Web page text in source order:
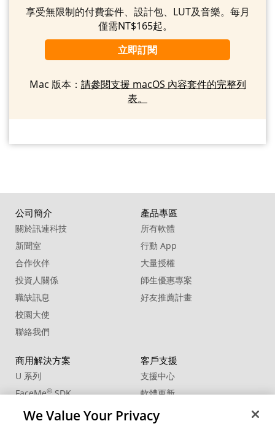
享受無限制的付費套件、設計包、LUT及音樂。每月
僅需NT$165起。
立即訂閱
Mac 版本： 請參閱支援 macOS 內容套件的完整列
表。
公司簡介
關於訊連科技
新聞室
合作伙伴
投資人關係
職缺訊息
校園大使
聯絡我們
產品專區
所有軟體
行動 App
大量授權
師生優惠專案
好友推薦計畫
商用解決方案
U 系列
FaceMe®SDK
客戶支援
支援中心
軟體更新
教學中心
We Value Your Privacy